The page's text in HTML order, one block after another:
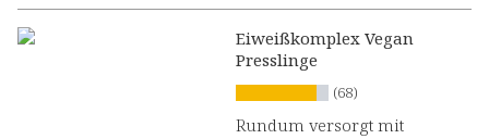
Eiweißkomplex Vegan
Presslinge
(68)
Rundum versorgt mit